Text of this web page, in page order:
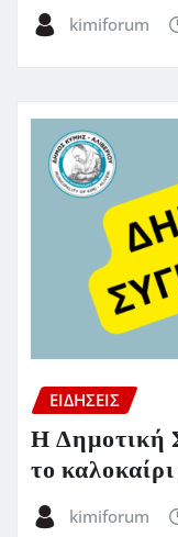
kimiforum
ΕΙΔΗΣΕΙΣ
Η Δημοτική
το
kimiforum